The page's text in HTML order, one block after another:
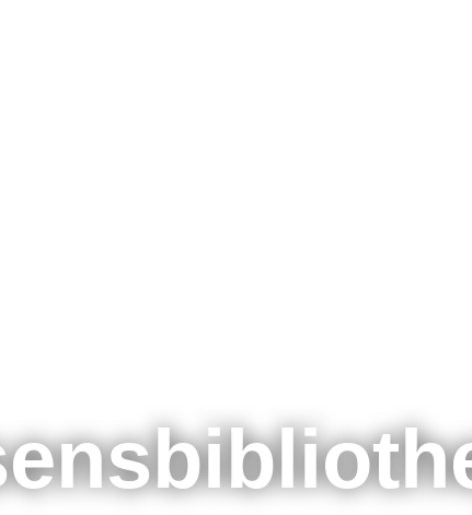
Webinare
Für
Termine